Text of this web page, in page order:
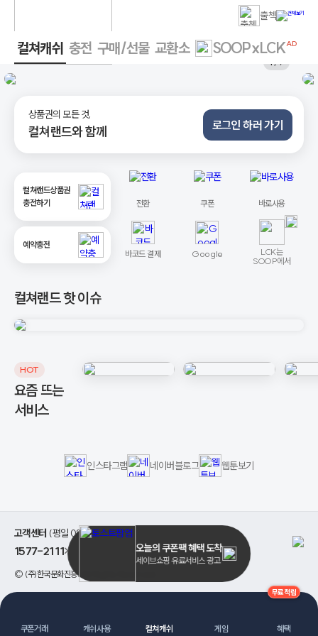
출첵
컬쳐캐쉬 충전 구매/선물 교환소 SOOPxLCKAD
1/ 7
상품권의 모든 것,
컬쳐랜드와 함께 로그인 하러 가기
컬쳐랜드상품권
충전하기
예약충전
전환 쿠폰 바로사용
바코드 결제 Google
LCK는
SOOP에서
컬쳐랜드 핫 이슈
HOT
요즘 뜨는
서비스
인스타그램 네이버블로그 웹툰보기
오늘의 쿠폰팩 혜택 도착
세이브쇼핑 유료서비스 광고
고객센터 (평일 08:00 ~ 17:00)
1577-2111>
© (주)한국문화진흥. All Rights Reserved.
쿠폰거래 캐쉬사용 컬쳐캐쉬 게임 혜택
무료적립